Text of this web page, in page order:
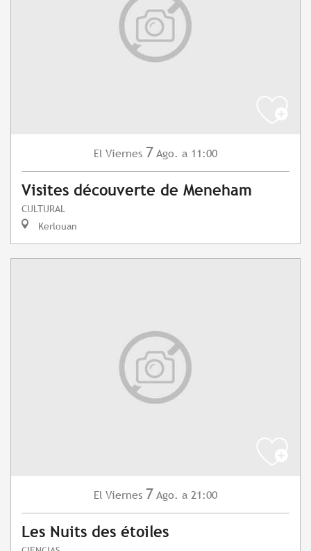
El Viernes 7 Ago. a 11:00
Visites découverte de Meneham
CULTURAL
Kerlouan
El Viernes 7 Ago. a 21:00
Les Nuits des étoiles